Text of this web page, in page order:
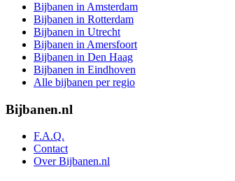
Bijbanen in Amsterdam
Bijbanen in Rotterdam
Bijbanen in Utrecht
Bijbanen in Amersfoort
Bijbanen in Den Haag
Bijbanen in Eindhoven
Alle bijbanen per regio
Bijbanen.nl
F.A.Q.
Contact
Over Bijbanen.nl